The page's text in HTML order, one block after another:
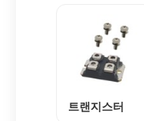
트랜지스터